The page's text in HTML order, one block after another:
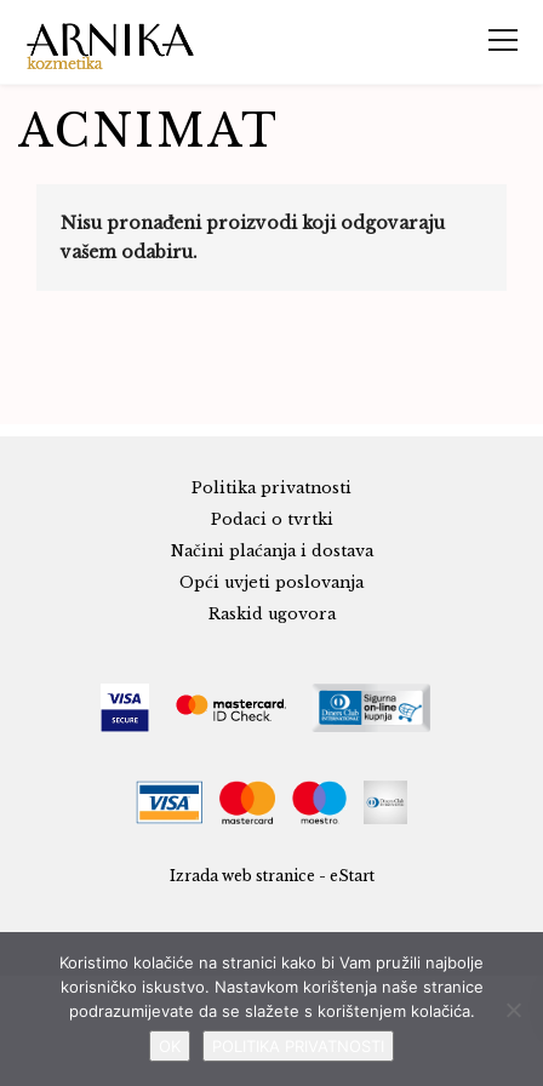
ACNIMAT
Nisu pronađeni proizvodi koji odgovaraju
vašem odabiru.
Politika privatnosti
Podaci o tvrtki
Načini plaćanja i dostava
Opći uvjeti poslovanja
Raskid ugovora
Izrada web stranice - eStart
Koristimo kolačiće na stranici kako bi Vam pružili najbolje
korisničko iskustvo. Nastavkom korištenja naše stranice
podrazumijevate da se slažete s korištenjem kolačića.